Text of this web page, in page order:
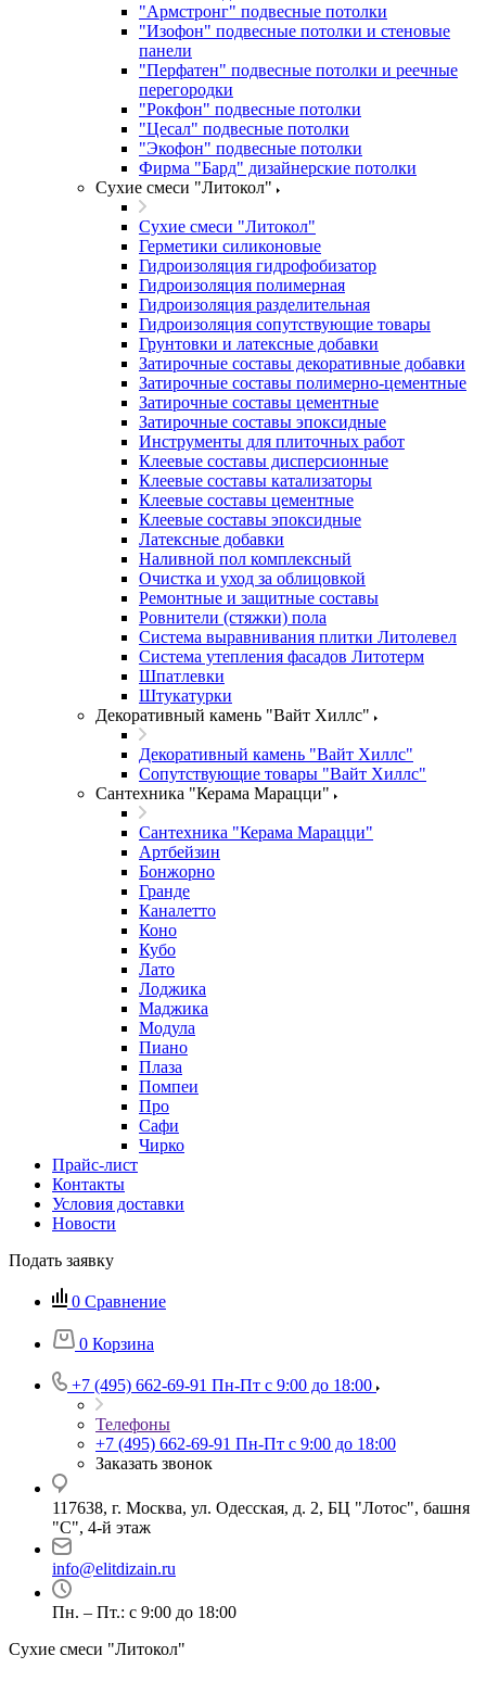
"Армстронг" подвесные потолки
"Изофон" подвесные потолки и стеновые
панели
"Перфатен" подвесные потолки и реечные
перегородки
"Рокфон" подвесные потолки
"Цесал" подвесные потолки
"Экофон" подвесные потолки
Фирма "Бард" дизайнерские потолки
Сухие смеси "Литокол"
Сухие смеси "Литокол"
Герметики силиконовые
Гидроизоляция гидрофобизатор
Гидроизоляция полимерная
Гидроизоляция разделительная
Гидроизоляция сопутствующие товары
Грунтовки и латексные добавки
Затирочные составы декоративные добавки
Затирочные составы полимерно-цементные
Затирочные составы цементные
Затирочные составы эпоксидные
Инструменты для плиточных работ
Клеевые составы дисперсионные
Клеевые составы катализаторы
Клеевые составы цементные
Клеевые составы эпоксидные
Латексные добавки
Наливной пол комплексный
Очистка и уход за облицовкой
Ремонтные и защитные составы
Ровнители (стяжки) пола
Система выравнивания плитки Литолевел
Система утепления фасадов Литотерм
Шпатлевки
Штукатурки
Декоративный камень "Вайт Хиллс"
Декоративный камень "Вайт Хиллс"
Сопутствующие товары "Вайт Хиллс"
Сантехника "Керама Марацци"
Сантехника "Керама Марацци"
Артбейзин
Бонжорно
Гранде
Каналетто
Коно
Кубо
Лато
Лоджика
Маджика
Модула
Пиано
Плаза
Помпеи
Про
Сафи
Чирко
Прайс-лист
Контакты
Условия доставки
Новости
Подать заявку
0 Сравнение
0 Корзина
+7 (495) 662-69-91 Пн-Пт c 9:00 до 18:00
Телефоны
+7 (495) 662-69-91 Пн-Пт c 9:00 до 18:00
Заказать звонок
117638, г. Москва, ул. Одесская, д. 2, БЦ "Лотос", башня
"С", 4-й этаж
info@elitdizain.ru
Пн. – Пт.: с 9:00 до 18:00
Сухие смеси "Литокол"